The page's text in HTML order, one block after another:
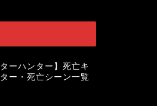
ターハンター】死亡キ
ー・死亡シーン一覧